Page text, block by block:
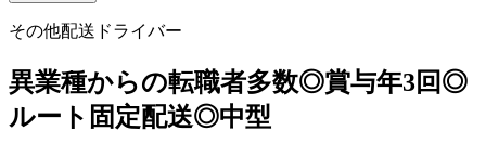
その他配送ドライバー
異業種からの転職者多数◎賞与年3回◎
ルート固定配送◎中型